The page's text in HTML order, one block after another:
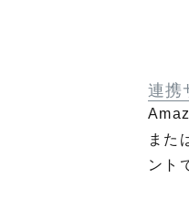
連携
また
ント